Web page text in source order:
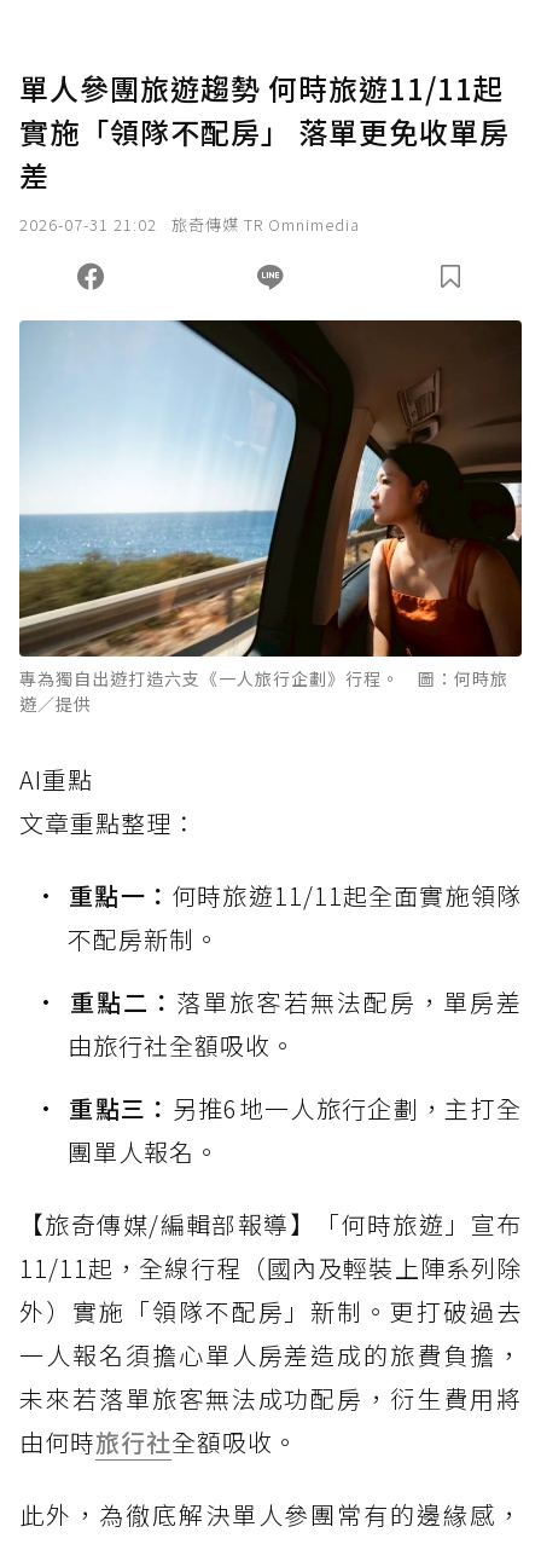
單人參團旅遊趨勢 何時旅遊11/11起
實施「領隊不配房」 落單更免收單房
差
2026-07-31 21:02 旅奇傳媒 TR Omnimedia
專為獨自出遊打造六支《一人旅行企劃》行程。 圖：何時旅
遊／提供
AI重點
文章重點整理：
重點一： 何時旅遊11/11起全面實施領隊
不配房新制。
重點二： 落單旅客若無法配房，單房差
由旅行社全額吸收。
重點三： 另推6地一人旅行企劃，主打全
團單人報名。
【旅奇傳媒/編輯部報導】「何時旅遊」宣布
11/11起，全線行程（國內及輕裝上陣系列除
外）實施「領隊不配房」新制。更打破過去
一人報名須擔心單人房差造成的旅費負擔，
未來若落單旅客無法成功配房，衍生費用將
由何時旅行社全額吸收。
此外，為徹底解決單人參團常有的邊緣感，